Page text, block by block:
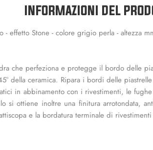
INFORMAZIONI DEL
- effetto Stone - colore grigio perla - altezza
che perfeziona e protegge il bordo delle
della ceramica. Ripara i bordi delle
in abbinamento con i rivestimenti, le
si ottiene inoltre una finitura arrotondata,
e la bordatura terminale di